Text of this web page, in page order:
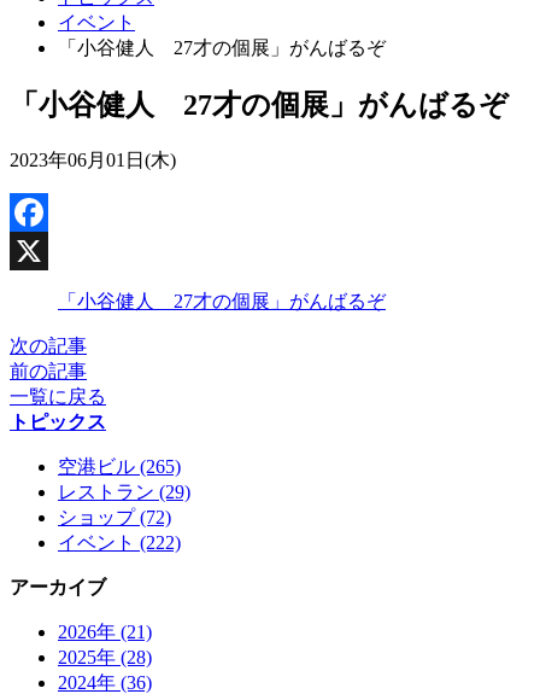
イベント
「小谷健人 27才の個展」がんばるぞ
「小谷健人 27才の個展」がんばるぞ
2023年06月01日(木)
Facebook
「小谷健人 27才の個展」がんばるぞ
次の記事
前の記事
一覧に戻る
トピックス
空港ビル (265)
レストラン (29)
ショップ (72)
イベント (222)
アーカイブ
2026年 (21)
2025年 (28)
2024年 (36)